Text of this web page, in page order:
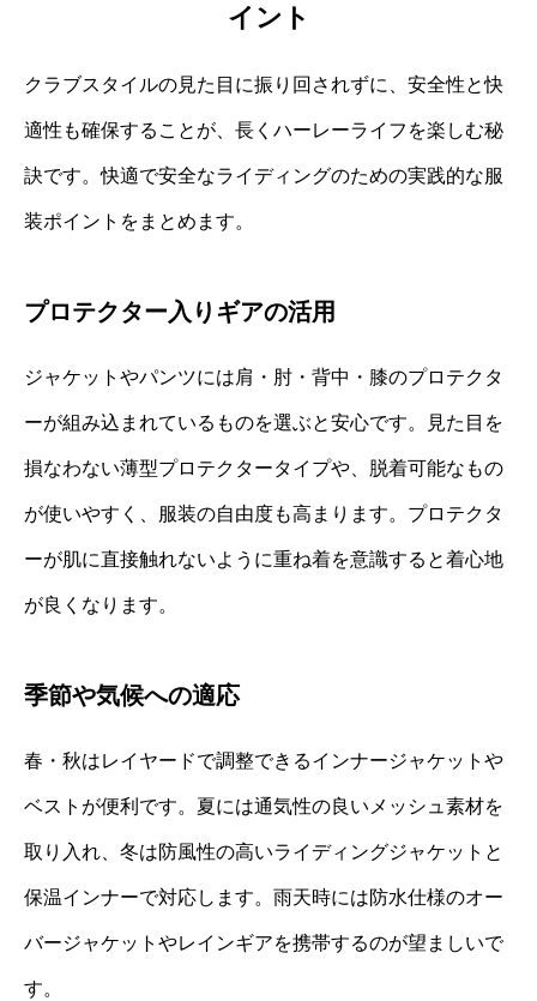
イント
クラブスタイルの見た目に振り回されずに、安全性と快
適性も確保することが、長くハーレーライフを楽しむ秘
訣です。快適で安全なライディングのための実践的な服
装ポイントをまとめます。
プロテクター入りギアの活用
ジャケットやパンツには肩・肘・背中・膝のプロテクタ
ーが組み込まれているものを選ぶと安心です。見た目を
損なわない薄型プロテクタータイプや、脱着可能なもの
が使いやすく、服装の自由度も高まります。プロテクタ
ーが肌に直接触れないように重ね着を意識すると着心地
が良くなります。
季節や気候への適応
春・秋はレイヤードで調整できるインナージャケットや
ベストが便利です。夏には通気性の良いメッシュ素材を
取り入れ、冬は防風性の高いライディングジャケットと
保温インナーで対応します。雨天時には防水仕様のオー
バージャケットやレインギアを携帯するのが望ましいで
す。